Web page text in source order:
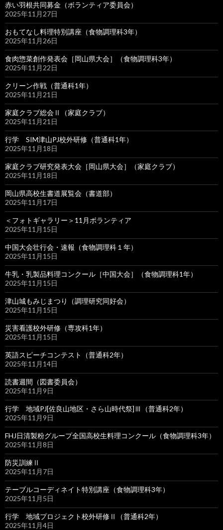
赤い羽根共同募金（ボランティア委員会）
2025年11月27日
おもてなし料理特別講座（食物調理科3年）
2025年11月26日
食肉惣菜創作発表会［岡山県大会］（食物調理科3年）
2025年11月22日
クリーン作戦（普通科1年）
2025年11月21日
家庭クラブ総会Ⅱ（家庭クラブ）
2025年11月21日
行学 SIM津山PJ校外研修（普通科1年）
2025年11月18日
家庭クラブ研究発表大会［岡山県大会］（家庭クラブ）
2025年11月18日
岡山県高校生書道展覧会（書道部）
2025年11月17日
＜フォトギャラリー＞11月ボランティア
2025年11月15日
中国大会壮行会・速報（食物調理科１年）
2025年11月15日
牛乳・乳製品料理コンクール［中国大会］（食物調理科1年）
2025年11月15日
津山城もみじまつり（調理研究同好会）
2025年11月15日
災害看護校外研修（専攻科1年）
2025年11月15日
英語スピーチコンテスト（普通科2年）
2025年11月14日
読書週間（図書委員会）
2025年11月9日
行学 地域PJ[佐良山地区・さら山時代祭]Ⅲ（普通科2年）
2025年11月9日
FHJ日清製粉グループ全国高校生料理コンクール（食物調理科3年）
2025年11月8日
防災訓練Ⅱ
2025年11月7日
テーブルコーディネイト特別講座（食物調理科3年）
2025年11月5日
行学 地域プロジェクト校外研修Ⅱ（普通科2年）
2025年11月4日